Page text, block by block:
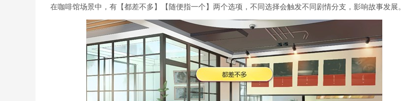
在咖啡馆场景中，有【都差不多】【随便指一个】两个选项，不同选择会触发不同剧情分支，影响故事发展。